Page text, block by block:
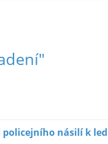
policejního násilí k